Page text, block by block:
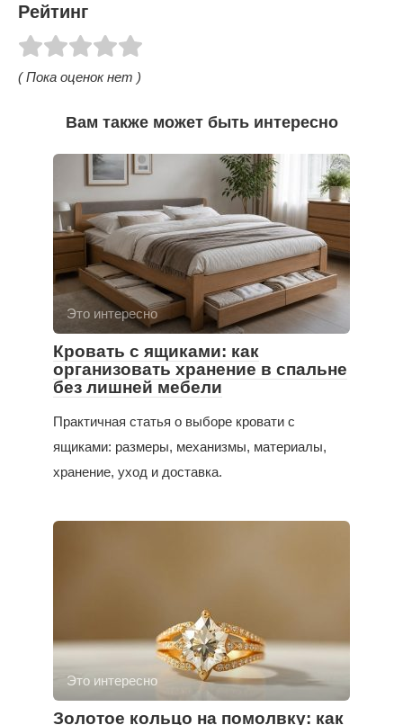
Рейтинг
( Пока оценок нет )
Вам также может быть интересно
Это интересно
Кровать с ящиками: как
организовать хранение в спальне
без лишней мебели
Практичная статья о выборе кровати с
ящиками: размеры, механизмы, материалы,
хранение, уход и доставка.
Это интересно
Золотое кольцо на помолвку: как